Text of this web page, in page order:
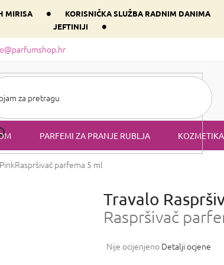
MIRISA • KORISNIČKA SLUŽBA RADNIM DANIMA
JEFTINIJI
•
prema dominantnoj komponenti
PARFEMI ZA PRANJE RUBLJA KOZMETIKA
Raspršivač parfema 5 ml
Travalo
Raspršivač
Prosječna
Nije ocijenjeno Detalji ocjene